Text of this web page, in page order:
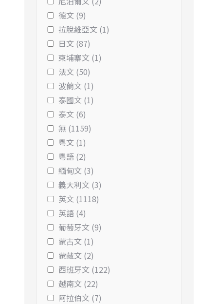
德文 (9)
拉脫維亞文 (1)
日文 (87)
柬埔寨文 (1)
法文 (50)
波蘭文 (1)
泰國文 (1)
泰文 (6)
無 (1159)
粵文 (1)
粵語 (2)
緬甸文 (3)
義大利文 (3)
英文 (1118)
英語 (4)
葡萄牙文 (9)
蒙古文 (1)
蒙藏文 (2)
西班牙文 (122)
越南文 (22)
阿拉伯文 (7)